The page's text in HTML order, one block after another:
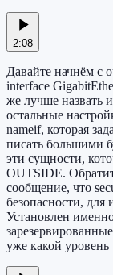
2:08
Давайте начнём с
interface
же лучше назвать
остальные
nameif, которая
писать большими
эти сущности,
OUTSIDE.
сообщение, что
безопасности, для
Установлен
уже какой уровень